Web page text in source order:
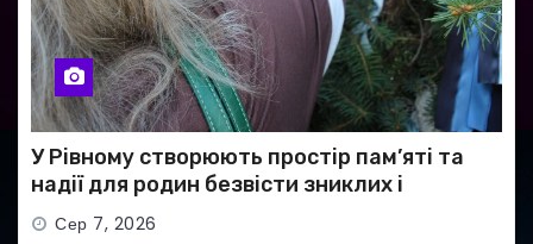
У Рівному створюють простір пам’яті та
надії для родин безвісти зниклих і
полонених військових
Сер 7, 2026